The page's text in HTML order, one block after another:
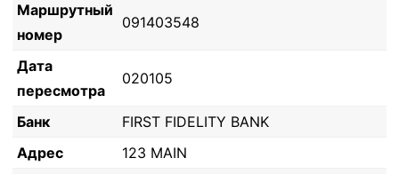
Маршрутный
номер
091403548
Дата
пересмотра
020105
Банк
FIRST FIDELITY BANK
Адрес
123 MAIN